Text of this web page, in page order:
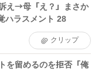
え→母「え？」まさか
ハラスメント 28
クリップ
を留めるのを拒否「俺